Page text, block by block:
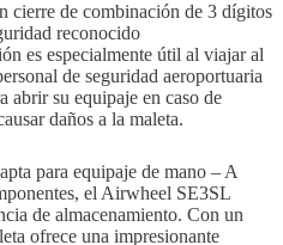
cierre de combinación de 3 dígitos
reconocido
es especialmente útil al viajar al
de seguridad aeroportuaria
abrir su equipaje en caso de
daños a la maleta.
para equipaje de mano – A
el Airwheel SE3SL
de almacenamiento. Con un
ofrece una impresionante